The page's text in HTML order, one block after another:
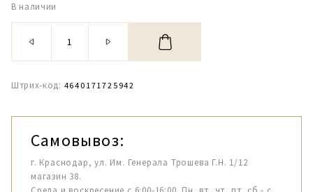
В наличии
Штрих-код: 4640171725942
Самовывоз:
г. Краснодар, ул. Им. Генерала Трошева Г.Н. 1/12
магазин 38.